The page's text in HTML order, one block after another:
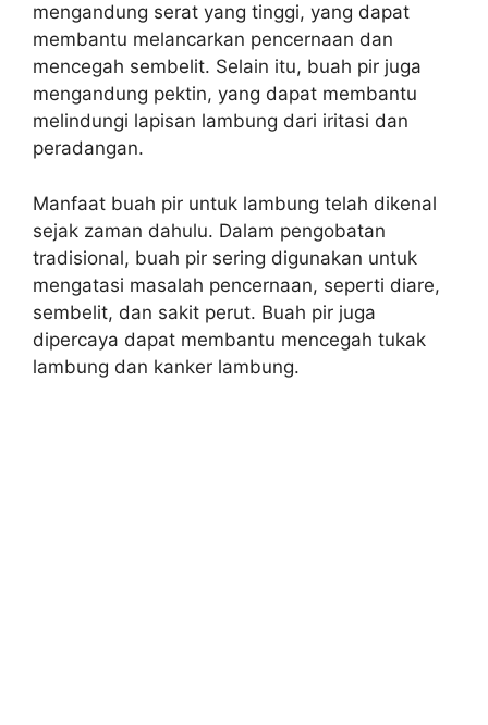
mengandung serat yang tinggi, yang dapat
membantu melancarkan pencernaan dan
mencegah sembelit. Selain itu, buah pir juga
mengandung pektin, yang dapat membantu
melindungi lapisan lambung dari iritasi dan
peradangan.
Manfaat buah pir untuk lambung telah dikenal
sejak zaman dahulu. Dalam pengobatan
tradisional, buah pir sering digunakan untuk
mengatasi masalah pencernaan, seperti diare,
sembelit, dan sakit perut. Buah pir juga
dipercaya dapat membantu mencegah tukak
lambung dan kanker lambung.